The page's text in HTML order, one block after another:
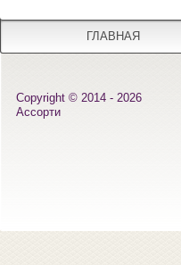
ГЛАВНАЯ
Copyright © 2014 - 2026
Ассорти